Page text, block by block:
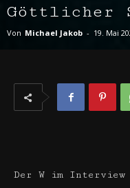
Göttlicher
Von Michael Jakob - 19. Mai
Der W im